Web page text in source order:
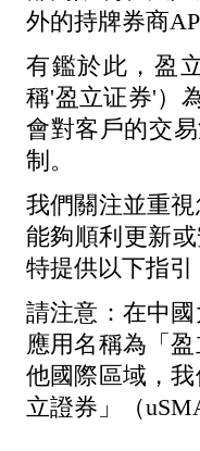
外的持牌券商
有鑑於此，盈
稱'盈立证券'）
會對客戶的交
制。
我們關注並重
能夠順利更新
特提供以下指引
請注意：在中
應用名稱為「
他國際區域，
立證券」（